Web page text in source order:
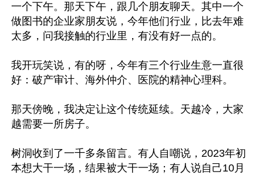
一个下午。那天下午，跟几个朋友聊天。其中一个
做图书的企业家朋友说，今年他们行业，比去年难
太多，问我接触的行业里，有没有好一点的。
我开玩笑说，有的呀，今年有三个行业生意一直很
好：破产审计、海外仲介、医院的精神心理科。
那天傍晚，我决定让这个传统延续。天越冷，大家
越需要一所房子。
树洞收到了一千多条留言。有人自嘲说，2023年初
本想大干一场，结果被大干一场；有人说自己10月